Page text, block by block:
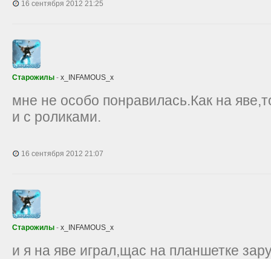
16 сентября 2012 21:25
Старожилы - x_INFAMOUS_x
мне не особо понравилась.Как на
и с роликами.
16 сентября 2012 21:07
Старожилы - x_INFAMOUS_x
и я на яве играл,щас на планшетке